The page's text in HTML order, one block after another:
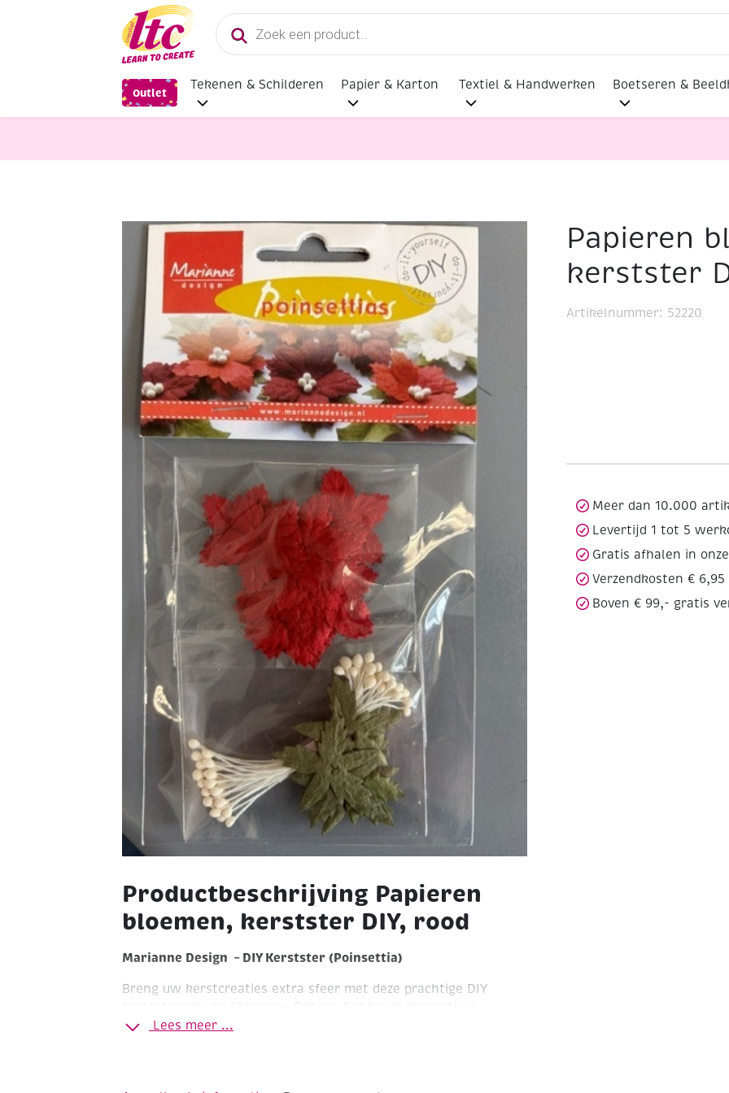
Producten
zoeken
Outlet
Tekenen & Schilderen Papier & Karton Textiel & Handwerken Boetseren &
bloemen maken Papieren bloemen, kerstster DIY, rood
Productbeschrijving Papieren
bloemen, kerstster DIY, rood
Marianne Design – DIY Kerstster (Poinsettia)
Breng uw kerstcreaties extra sfeer met deze prachtige DIY
papieren kerststerren (Poinsettia's), groene blaadjes en
Lees meer ...
Papieren
kerstster
Artikelnummer: 52220
Meer dan 10.000
Levertijd 1 tot 5
Gratis afhalen in
Verzendkosten € 6,95
Boven € 99,- gratis